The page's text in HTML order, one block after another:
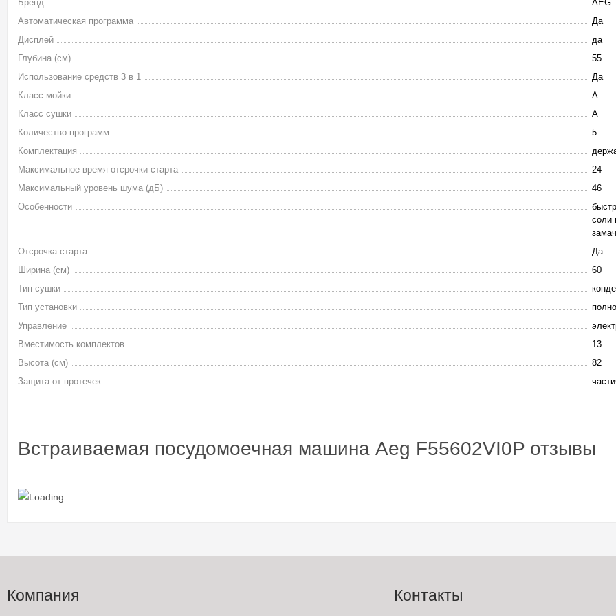
Бренд
AEG
Автоматическая программа
Да
Дисплей
да
Глубина (см)
55
Использование средств 3 в 1
Да
Класс мойки
A
Класс сушки
A
Количество программ
5
Комплектация
Максимальное время отсрочки старта
24
Максимальный уровень шума (дБ)
46
Особенности
соли
Отсрочка старта
Да
Ширина (см)
60
Тип сушки
Тип установки
Управление
Вместимость комплектов
13
Высота (см)
82
Защита от протечек
Встраиваемая посудомоечная машина Aeg F55602VI0P отзывы
Компания Контакты